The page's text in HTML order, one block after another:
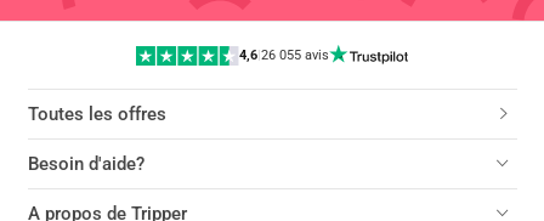
4,6 |26 055 avis
Toutes les offres
Besoin d'aide?
A propos de Tripper